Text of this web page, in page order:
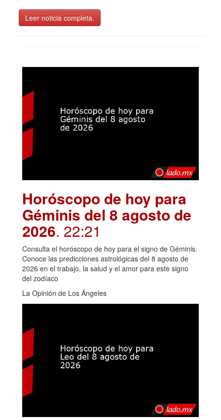
Leer noticia completa.
Horóscopo de hoy para
Géminis del 8 agosto de
2026. 22:21
Consulta el horóscopo de hoy para el signo de Géminis.
Conoce las predicciones astrológicas del 8 agosto de
2026 en el trabajo, la salud y el amor para este signo
del zodíaco
La Opinión de Los Ángeles